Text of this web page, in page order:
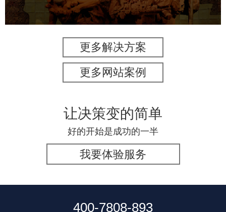
更多解决方案
更多网站案例
让决策变的简单
好的开始是成功的一半
我要体验服务
400-7808-893